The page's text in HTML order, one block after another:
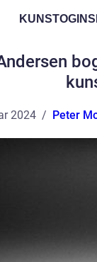
2024 Peter